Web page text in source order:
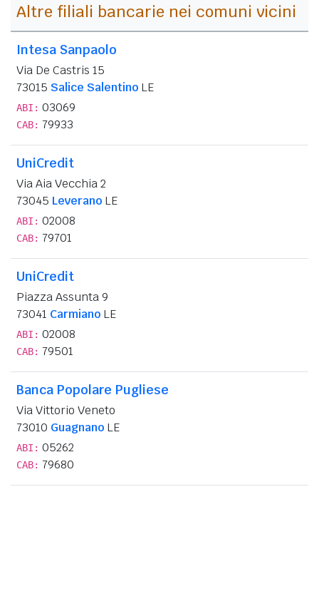
Altre filiali bancarie nei comuni vicini
Intesa Sanpaolo
Via De Castris 15
73015 Salice Salentino LE
ABI: 03069
CAB: 79933
UniCredit
Via Aia Vecchia 2
73045 Leverano LE
ABI: 02008
CAB: 79701
UniCredit
Piazza Assunta 9
73041 Carmiano LE
ABI: 02008
CAB: 79501
Banca Popolare Pugliese
Via Vittorio Veneto
73010 Guagnano LE
ABI: 05262
CAB: 79680